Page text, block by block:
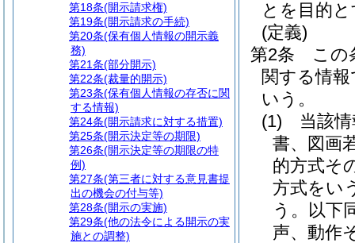
とを目的
(定義)
第2条
この
関する情
いう。
(1)
当該
書、図画
的方式そ
方式をい
う。以下
声、動作
第18条(開示請求権)
第19条(開示請求の手続)
第20条(保有個人情報の開示義
務)
第21条(部分開示)
第22条(裁量的開示)
第23条(保有個人情報の存否に関
する情報)
第24条(開示請求に対する措置)
第25条(開示決定等の期限)
第26条(開示決定等の期限の特
例)
第27条(第三者に対する意見書提
出の機会の付与等)
第28条(開示の実施)
第29条(他の法令による開示の実
施との調整)